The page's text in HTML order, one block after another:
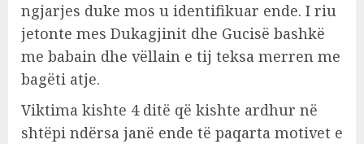
ngjarjes duke mos u identifikuar ende. I riu
jetonte mes Dukagjinit dhe Gucisë bashkë
me babain dhe vëllain e tij teksa merren me
bagëti atje.
Viktima kishte 4 ditë që kishte ardhur në
shtëpi ndërsa janë ende të paqarta motivet e